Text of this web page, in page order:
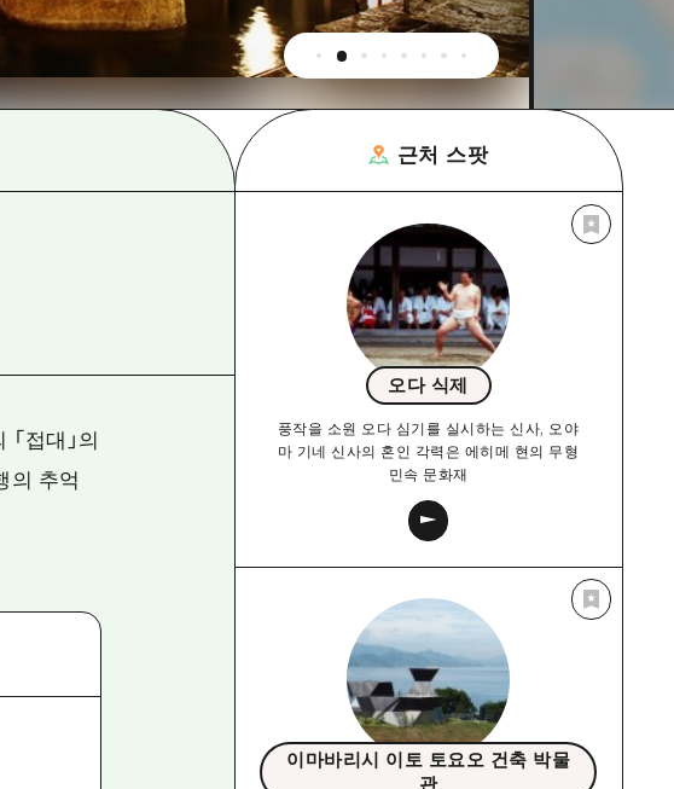
(島根)현
접대」의
의 추억
근처 스팟
오다 식제
풍작을 소원 오다 심기를 실시하는 신사, 오야
마 기네 신사의 혼인 각력은 에히메 현의 무형
민속 문화재
이마바리시 이토 토요오 건축 박물
관